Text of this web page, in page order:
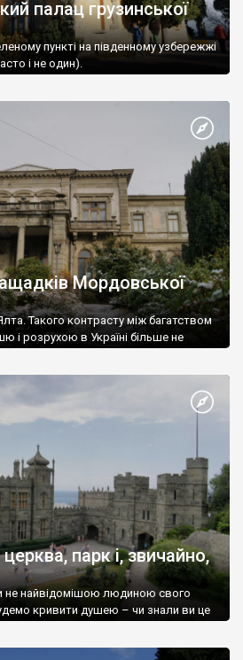
палац грузинської
пункті на південному узбережжі
і не один).
Мордовської
Такого контрасту між багатством
і розрухою в Україні більше не
парк і, звичайно,
не найвідомішою людиною свого
кривити душею – чи знали ви це